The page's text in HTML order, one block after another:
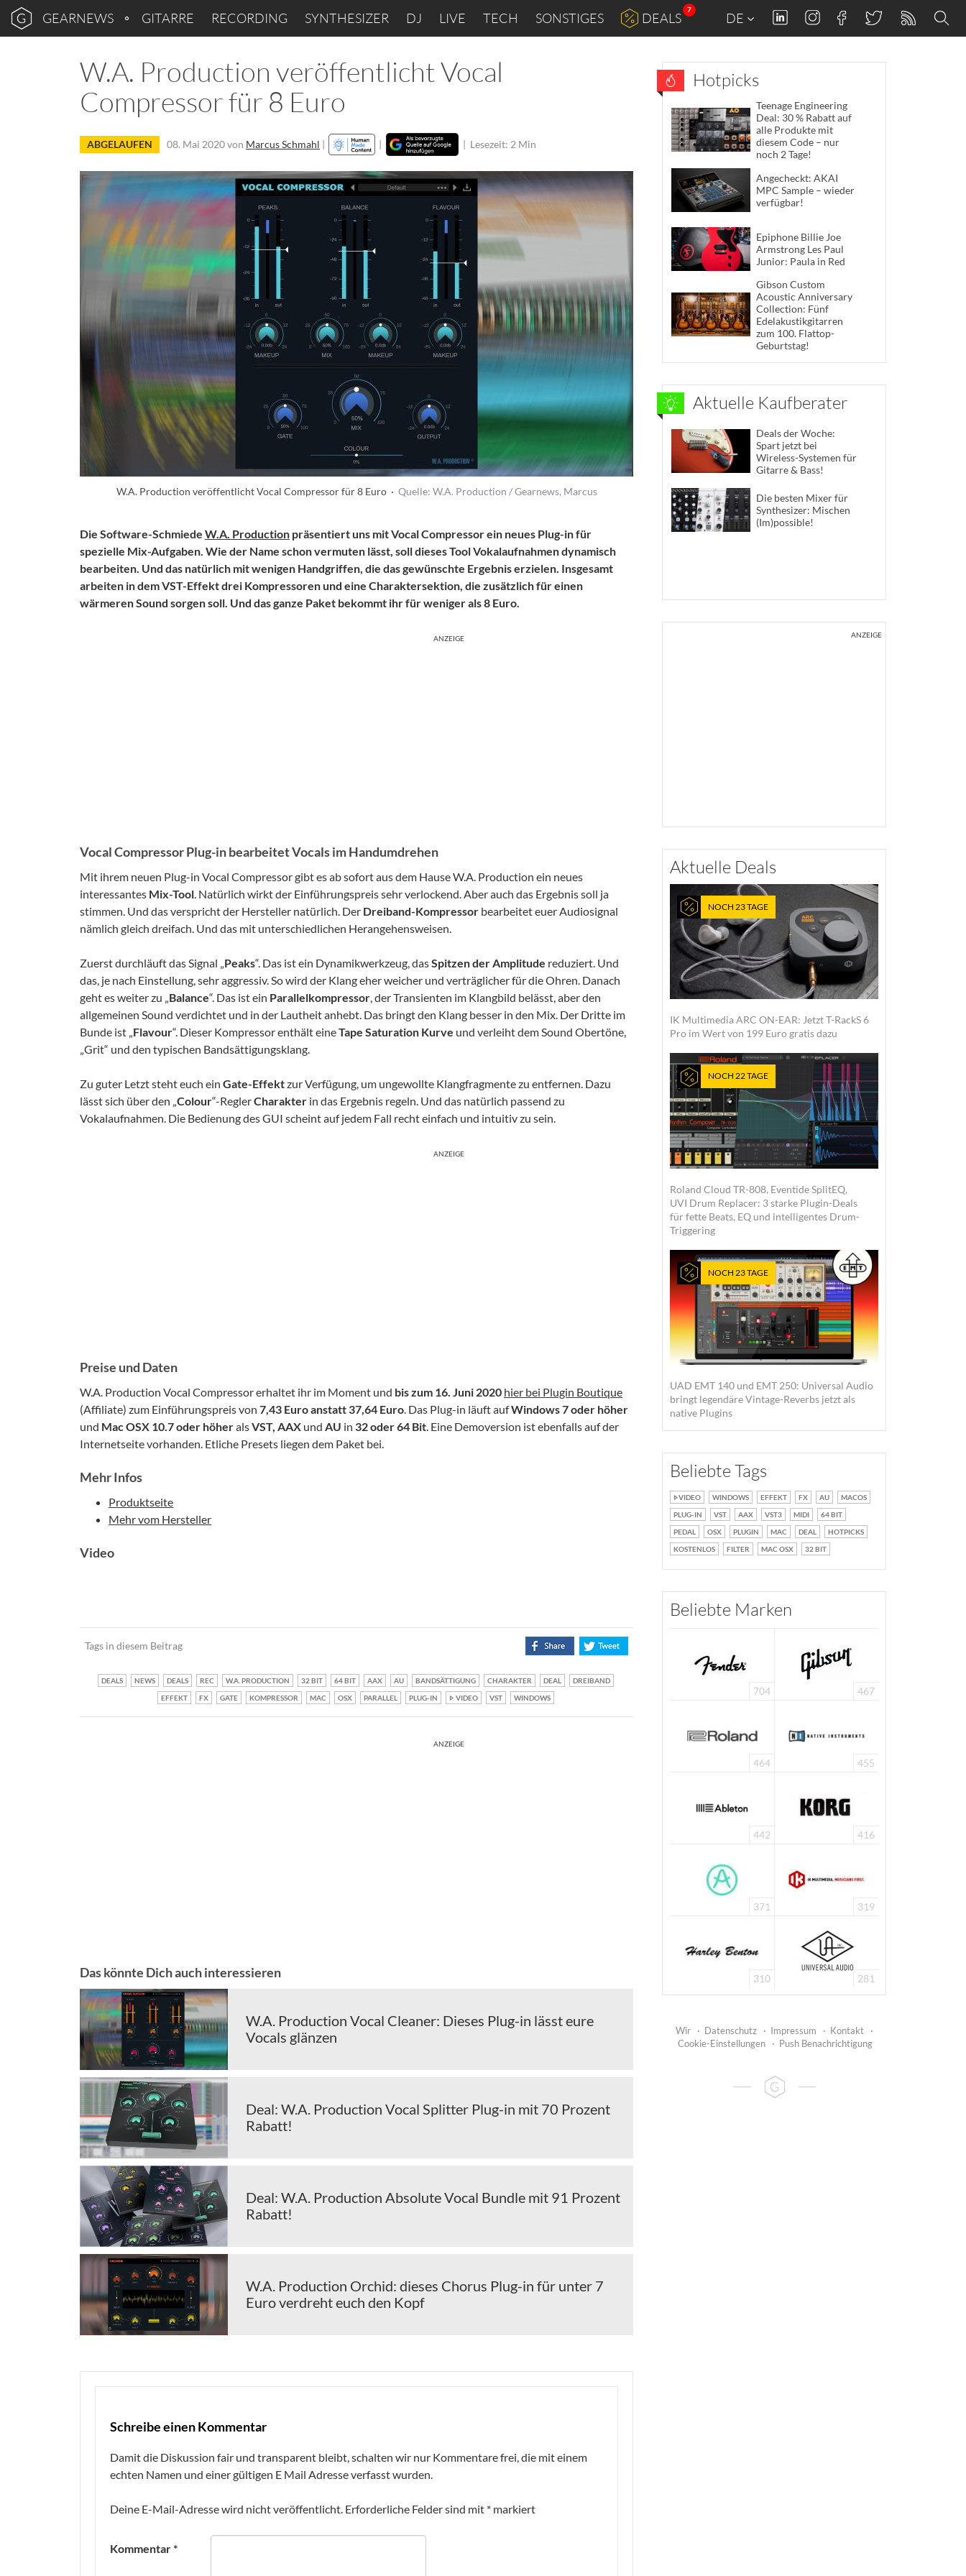
GEARNEWS GITARRE RECORDING SYNTHESIZER DJ LIVE TECH SONSTIGES DEALS
7
DE
W.A. Production veröffentlicht Vocal
Compressor für 8 Euro
ABGELAUFEN 08. Mai 2020von Marcus Schmahl | | | Lesezeit: 2 Min
W.A. Production veröffentlicht Vocal Compressor für 8 Euro · Quelle: W.A. Production / Gearnews, Marcus
Die Software-Schmiede W.A. Production präsentiert uns mit Vocal Compressor ein neues Plug-in für
spezielle Mix-Aufgaben. Wie der Name schon vermuten lässt, soll dieses Tool Vokalaufnahmen dynamisch
bearbeiten. Und das natürlich mit wenigen Handgriffen, die das gewünschte Ergebnis erzielen. Insgesamt
arbeiten in dem VST-Effekt drei Kompressoren und eine Charaktersektion, die zusätzlich für einen
wärmeren Sound sorgen soll. Und das ganze Paket bekommt ihr für weniger als 8 Euro.
ANZEIGE
Vocal Compressor Plug-in bearbeitet Vocals im Handumdrehen
Mit ihrem neuen Plug-in Vocal Compressor gibt es ab sofort aus dem Hause W.A. Production ein neues
interessantes Mix-Tool. Natürlich wirkt der Einführungspreis sehr verlockend. Aber auch das Ergebnis soll ja
stimmen. Und das verspricht der Hersteller natürlich. Der Dreiband-Kompressor bearbeitet euer Audiosignal
nämlich gleich dreifach. Und das mit unterschiedlichen Herangehensweisen.
Zuerst durchläuft das Signal „Peaks“. Das ist ein Dynamikwerkzeug, dasSpitzen der Amplitude reduziert. Und
das, je nach Einstellung, sehr aggressiv. So wird der Klang eher weicher und verträglicher für die Ohren. Danach
geht es weiter zu „Balance“. Das ist ein Parallelkompressor, der Transienten im Klangbild belässt, aber den
allgemeinen Sound verdichtet und in der Lautheit anhebt. Das bringt den Klang besser in den Mix. Der Dritte im
Bunde ist „Flavour“. Dieser Kompressor enthält eineTape Saturation Kurve und verleiht dem Sound Obertöne,
„Grit“ und den typischen Bandsättigungsklang.
Zu guter Letzt steht euch ein Gate-Effektzur Verfügung, um ungewollte Klangfragmente zu entfernen. Dazu
lässt sich über den „Colour“-ReglerCharakter in das Ergebnis regeln. Und das natürlich passend zu
Vokalaufnahmen. Die Bedienung des GUI scheint auf jedem Fall recht einfach und intuitiv zu sein.
ANZEIGE
Preise und Daten
W.A. Production Vocal Compressor erhaltet ihr im Moment und bis zum 16. Juni 2020 hier bei Plugin Boutique
(Affiliate) zum Einführungspreis von 7,43 Euro anstatt 37,64 Euro. Das Plug-in läuft aufWindows 7 oder höher
und Mac OSX 10.7 oder höheralsVST, AAX und AU in 32 oder 64 Bit. Eine Demoversion ist ebenfalls auf der
Internetseite vorhanden. Etliche Presets liegen dem Paket bei.
Mehr Infos
Produktseite
Mehr vom Hersteller
Video
Tags in diesem Beitrag
DEALS NEWS DEALS REC W.A. PRODUCTION 32 BIT 64 BIT AAX AU BANDSÄTTIGUNG CHARAKTER DEAL
DREIBAND
EFFEKT
FX GATE KOMPRESSOR MAC OSX PARALLEL PLUG-IN VIDEO VST WINDOWS
ANZEIGE
Das könnte Dich auch interessieren
W.A. Production Vocal Cleaner: Dieses Plug-in lässt eure
Vocals glänzen
Deal: W.A. Production Vocal Splitter Plug-in mit 70 Prozent
Rabatt!
Deal: W.A. Production Absolute Vocal Bundle mit 91 Prozent
Rabatt!
W.A. Production Orchid: dieses Chorus Plug-in für unter 7
Euro verdreht euch den Kopf
Schreibe einen Kommentar
Damit die Diskussion fair und transparent bleibt, schalten wir nur Kommentare frei, die mit einem
echten Namen und einer gültigen E Mail Adresse verfasst wurden.
Deine E-Mail-Adresse wird nicht veröffentlicht. Erforderliche Felder sind mit * markiert
Kommentar*
Hotpicks
Teenage Engineering
Deal: 30 % Rabatt auf
alle Produkte mit
diesem Code – nur
noch 2 Tage!
Angecheckt: AKAI
MPC Sample – wieder
verfügbar!
Epiphone Billie Joe
Armstrong Les Paul
Junior: Paula in Red
Gibson Custom
Acoustic Anniversary
Collection: Fünf
Edelakustikgitarren
zum 100. Flattop-
Geburtstag!
Aktuelle Kaufberater
Deals der Woche:
Spart jetzt bei
Wireless-Systemen für
Gitarre & Bass!
Die besten Mixer für
Synthesizer: Mischen
(Im)possible!
ANZEIGE
Aktuelle Deals
NOCH 23 TAGE
IK Multimedia ARC ON-EAR: Jetzt T-RackS 6
Pro im Wert von 199 Euro gratis dazu
NOCH 22 TAGE
Roland Cloud TR-808, Eventide SplitEQ,
UVI Drum Replacer: 3 starke Plugin-Deals
für fette Beats, EQ und intelligentes Drum-
Triggering
NOCH 23 TAGE
UAD EMT 140 und EMT 250: Universal Audio
bringt legendäre Vintage-Reverbs jetzt als
native Plugins
Beliebte Tags
VIDEO WINDOWS EFFEKT FX AU
MACOS
PLUG-IN
VST AAX VST3 MIDI
64 BIT
PEDAL
OSX PLUGIN MAC DEAL
HOTPICKS
KOSTENLOS
FILTER MAC OSX 32 BIT
Beliebte Marken
704 467
464 455
442 416
371 319
310 281
Wir · Datenschutz · Impressum · Kontakt
·
Cookie-Einstellungen
· Push Benachrichtigung